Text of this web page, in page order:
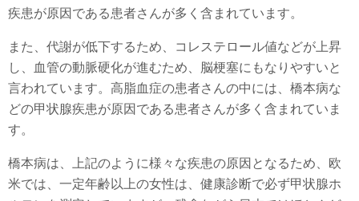
疾患が原因である患者さんが多く含まれています。
また、代謝が低下するため、コレステロール値などが上昇
し、血管の動脈硬化が進むため、脳梗塞にもなりやすいと
言われています。高脂血症の患者さんの中には、橋本病な
どの甲状腺疾患が原因である患者さんが多く含まれていま
す。
橋本病は、上記のように様々な疾患の原因となるため、欧
米では、一定年齢以上の女性は、健康診断で必ず甲状腺ホ